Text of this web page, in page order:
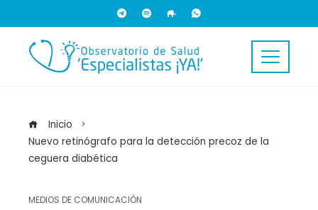
Inicio
Nuevo retinógrafo para la detección precoz de la
ceguera diabética
MEDIOS DE COMUNICACIÓN